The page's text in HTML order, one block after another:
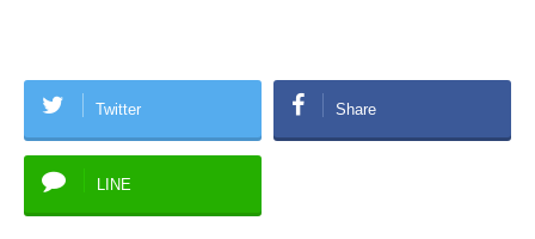
Twitter Share
LINE